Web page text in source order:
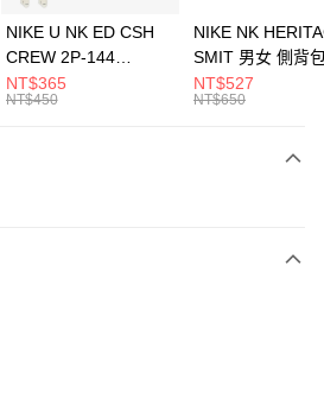
，再付款。
】
享後付」後，將跳轉至「AFTEE先享後付」
繳費通知簡訊。
，點擊此簡訊中的連結，可透過四大超商／
含以上)免運費
含以上)免運費
NIKE U NK ED CSH
CREW 2P-144
EMBRDY 男女 短統襪
FZ3073133
NT$365
NT$450
NIKE NK
SMIT 男女 側背
BA5871010
NT$527
NT$650